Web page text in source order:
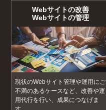
Webサイトの改善
Webサイトの管理
現状のWebサイト管理や運用にご
不満のあるケースなど、改善や運
用代行を行い、成果につなげま